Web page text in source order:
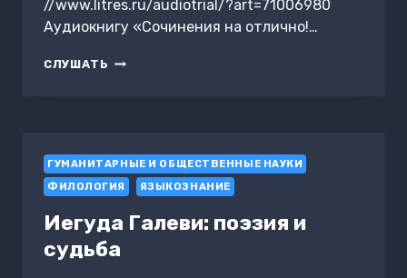
//www.litres.ru/audiotrial/?art=71006980
Аудиокнигу «Сочинения на отлично!…
СЛУШАТЬ СОЧИНЕНИЯ
11
КЛАССЫ
ГУМАНИТАРНЫЕ И ОБЩЕСТВЕННЫЕ НАУКИ
ФИЛОЛОГИЯ
ЯЗЫКОЗНАНИЕ
Иегуда Галеви: поэзия и
судьба